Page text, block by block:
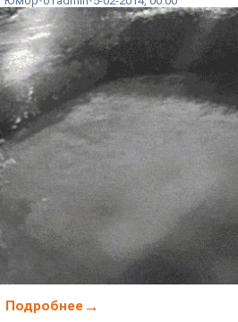
Подробнее